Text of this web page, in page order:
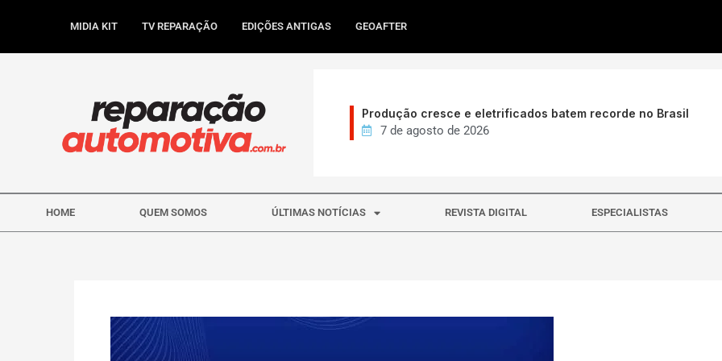
MIDIA KIT TV REPARAÇÃO EDIÇÕES ANTIGAS GEOAFTER
Produção cresce e eletrificados batem recorde no Brasil
7 de agosto de 2026
HOME QUEM SOMOS ÚLTIMAS NOTÍCIAS REVISTA DIGITAL ESPECIALISTAS